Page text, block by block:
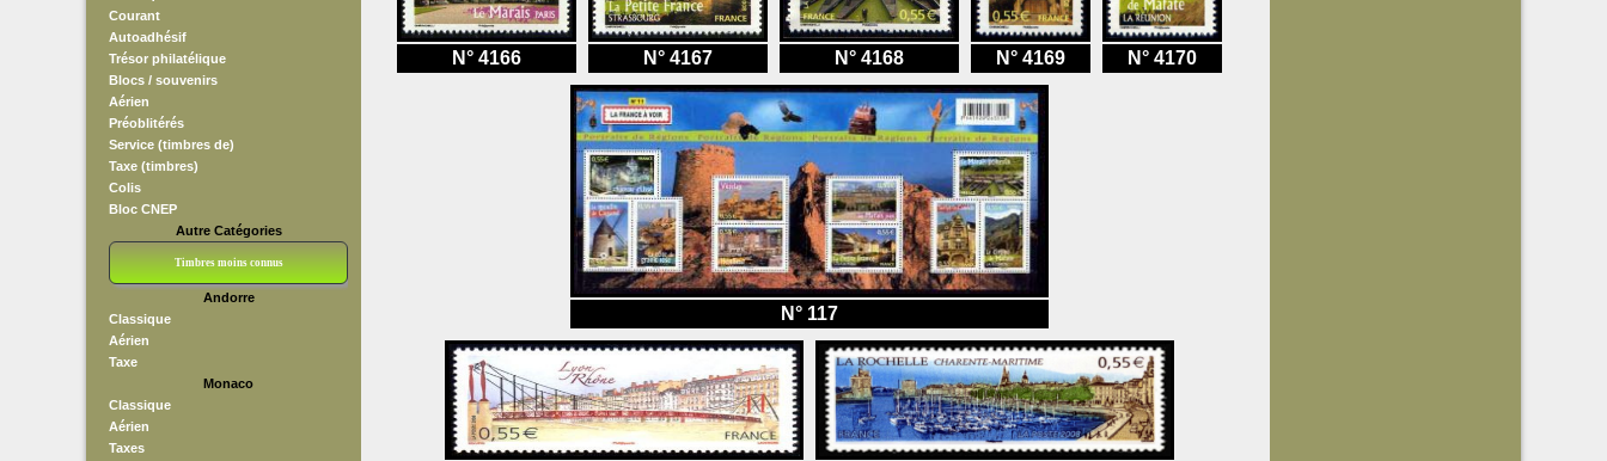
Courant
Autoadhésif
Trésor philatélique
Blocs / souvenirs
Aérien
Préoblitérés
Service (timbres de)
Taxe (timbres)
Colis
Bloc CNEP
Autre Catégories
Timbres moins connus
Andorre
Classique
Aérien
Taxe
Monaco
Classique
Aérien
Taxes
N° 4166 N° 4167 N° 4168 N° 4169 N° 4170
N° 117